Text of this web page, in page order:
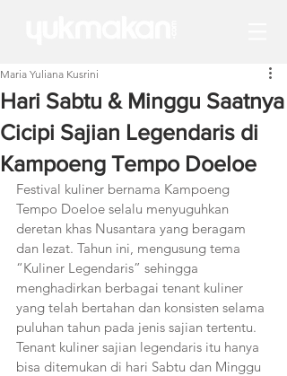
Hari Sabtu & Minggu Saatnya
Cicipi Sajian Legendaris di
Kampoeng Tempo Doeloe
Maria Yuliana Kusrini
Festival kuliner bernama Kampoeng
Tempo Doeloe selalu menyuguhkan
deretan khas Nusantara yang beragam
dan lezat. Tahun ini, mengusung tema
“Kuliner Legendaris” sehingga
menghadirkan berbagai tenant kuliner
yang telah bertahan dan konsisten selama
puluhan tahun pada jenis sajian tertentu.
Tenant kuliner sajian legendaris itu hanya
bisa ditemukan di hari Sabtu dan Minggu